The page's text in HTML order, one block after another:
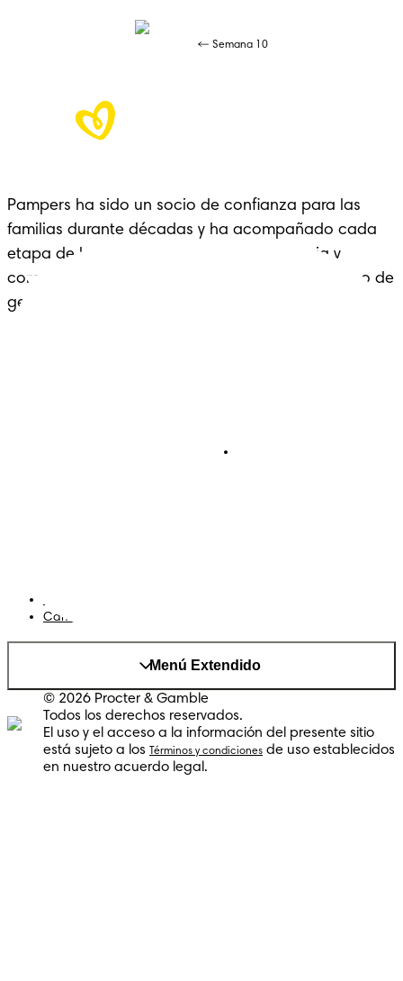
Semana 10
Pampers ha sido un socio de confianza para las
familias durante décadas y ha acompañado cada
etapa de la crianza con cariño, experiencia y
comodidad: un legado que se extiende a lo largo de
generaciones.
Cambiar el país/region
Menú Extendido
© 2026 Procter & Gamble
Todos los derechos reservados.
El uso y el acceso a la información del presente sitio
está sujeto a los
Términos y condiciones de uso establecidos
en nuestro acuerdo legal.